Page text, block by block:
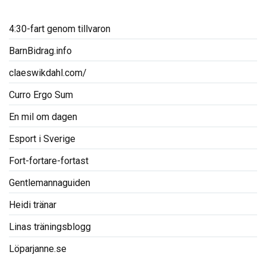
4:30-fart genom tillvaron
BarnBidrag.info
claeswikdahl.com/
Curro Ergo Sum
En mil om dagen
Esport i Sverige
Fort-fortare-fortast
Gentlemannaguiden
Heidi tränar
Linas träningsblogg
Löparjanne.se